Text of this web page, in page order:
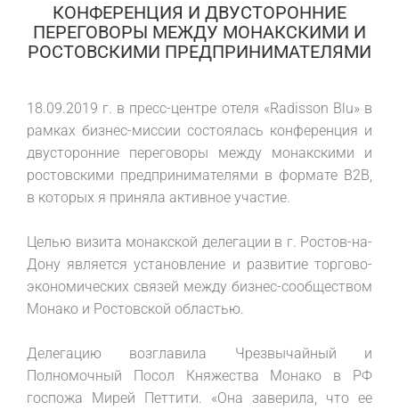
КОНФЕРЕНЦИЯ И ДВУСТОРОННИЕ
ПЕРЕГОВОРЫ МЕЖДУ МОНАКСКИМИ И
РОСТОВСКИМИ ПРЕДПРИНИМАТЕЛЯМИ
18.09.2019 г. в пресс-центре отеля «Radisson Вlu» в
рамках бизнес-миссии состоялась конференция и
двусторонние переговоры между монакскими и
ростовскими предпринимателями в формате В2В,
в которых я приняла активное участие.
Целью визита монакской делегации в г. Ростов-на-
Дону является установление и развитие торгово-
экономических связей между бизнес-сообществом
Монако и Ростовской областью.
Делегацию возглавила Чрезвычайный и
Полномочный Посол Княжества Монако в РФ
госпожа Мирей Петтити. «Она заверила, что ее